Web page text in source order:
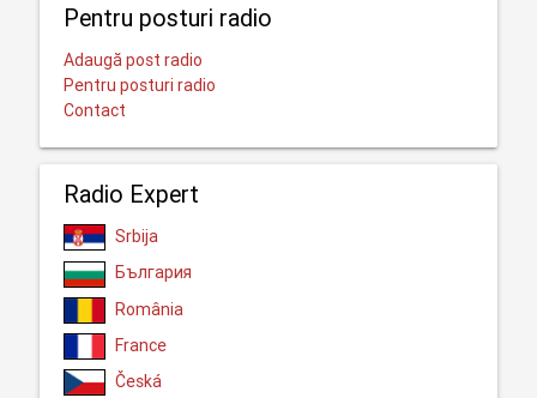
Pentru posturi radio
Adaugă post radio
Pentru posturi radio
Contact
Radio Expert
Srbija
България
România
France
Česká